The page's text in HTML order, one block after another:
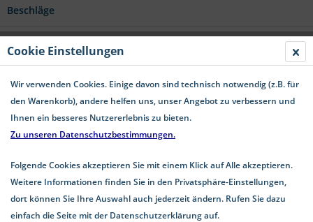
Beschläge
Gurtbandbügel aus Edelstahl A4 "Design"
#8142
Cookie Einstellungen
Wir verwenden Cookies. Einige davon sind technisch notwendig (z.B. für
den Warenkorb), andere helfen uns, unser Angebot zu verbessern und
Ihnen ein besseres Nutzererlebnis zu bieten.
Zu unseren Datenschutzbestimmungen.
Folgende Cookies akzeptieren Sie mit einem Klick auf Alle akzeptieren.
Weitere Informationen finden Sie in den Privatsphäre-Einstellungen,
dort können Sie Ihre Auswahl auch jederzeit ändern. Rufen Sie dazu
einfach die Seite mit der Datenschutzerklärung auf.